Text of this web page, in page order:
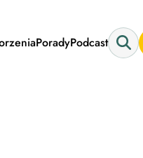
PoradyPodcast